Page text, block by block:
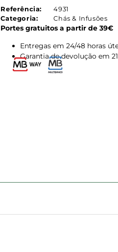
Referência:
4931
Categoria:
Chás & Infusões
Portes gratuitos a partir de 39€
Entregas em 24/48 horas
Garantia de devolução em